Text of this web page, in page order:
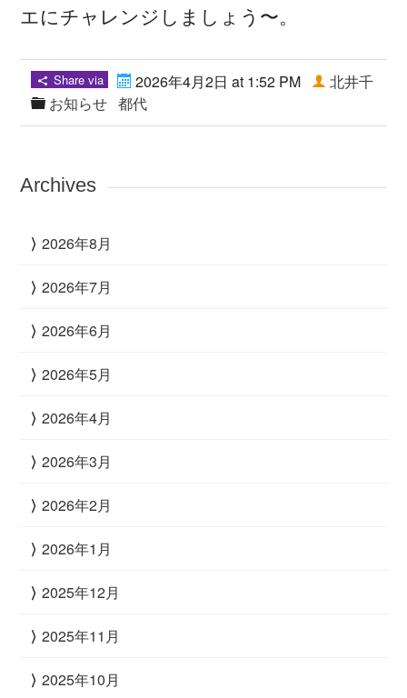
エにチャレンジしましょう〜。
Share via
2026年4月2日 at 1:52 PM
お知らせ
北井千
都代
Archives
2026年8月
2026年7月
2026年6月
2026年5月
2026年4月
2026年3月
2026年2月
2026年1月
2025年12月
2025年11月
2025年10月